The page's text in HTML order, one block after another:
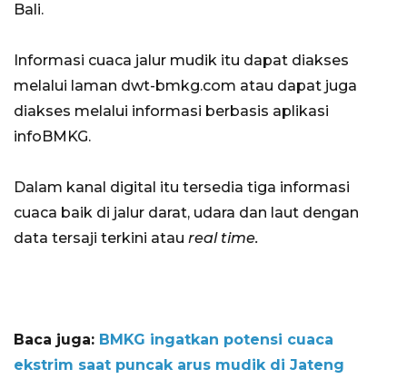
Bali.
Informasi cuaca jalur mudik itu dapat diakses
melalui laman dwt-bmkg.com atau dapat juga
diakses melalui informasi berbasis aplikasi
infoBMKG.
Dalam kanal digital itu tersedia tiga informasi
cuaca baik di jalur darat, udara dan laut dengan
data tersaji terkini atau real time.
Baca juga: BMKG ingatkan potensi cuaca
ekstrim saat puncak arus mudik di Jateng